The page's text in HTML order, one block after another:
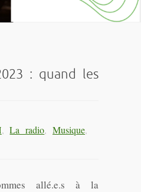
: quand les
,La radio,Musique,
allé.e.s à la